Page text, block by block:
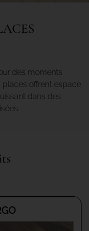
des moments
places offrent espace
dans des